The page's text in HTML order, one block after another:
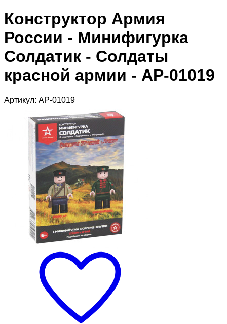
Конструктор Армия
России - Минифигурка
Солдатик - Солдаты
красной армии - АР-01019
Артикул: АР-01019